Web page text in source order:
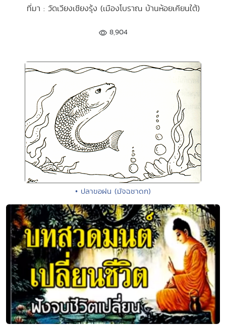
ที่มา : วัดเวียงเชียงรุ้ง (เมืองโบราณ บ้านห้อยเคียนใต้)
8,904
• ปลาขอฝน (มัจฉชาดก)